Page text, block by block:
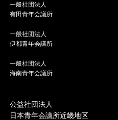
一般社団法人
有田青年会議所
一般社団法人
伊都青年会議所
一般社団法人
海南青年会議所
公益社団法人
日本青年会議所近畿地区